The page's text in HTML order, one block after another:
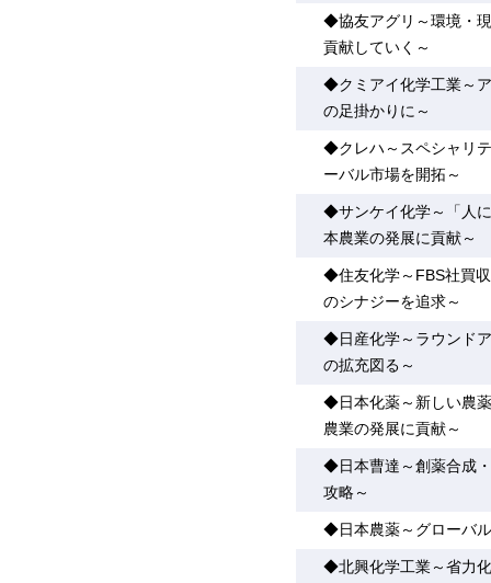
◆協友アグリ～環境・
貢献していく～
◆クミアイ化学工業～
の足掛かりに～
◆クレハ～スペシャリ
ーバル市場を開拓～
◆サンケイ化学～「人
本農業の発展に貢献～
◆住友化学～FBS社買
のシナジーを追求～
◆日産化学～ラウンド
の拡充図る～
◆日本化薬～新しい農
農業の発展に貢献～
◆日本曹達～創薬合成
攻略～
◆日本農薬～グローバ
◆北興化学工業～省力